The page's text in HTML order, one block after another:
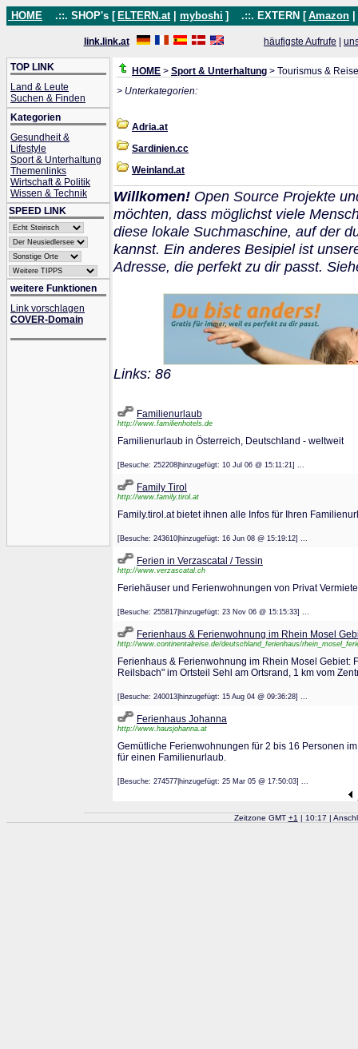
HOME .::. SHOP's [ ELTERN.at myboshi ] .::. EXTERN [ Amazon
link.link.at häufigste Aufrufe
TOP LINK
Land & Leute
Suchen & Finden
Kategorien
Gesundheit &
Lifestyle
Sport & Unterhaltung
Themenlinks
Wirtschaft & Politik
Wissen & Technik
SPEED LINK
weitere Funktionen
Link vorschlagen
COVER-Domain
HOME > Sport & Unterhaltung > Tourismus &
> Unterkategorien:
Adria.at
Sardinien.cc
Weinland.at
Willkomen! Open Source Projekte
möchten, dass möglichst viele
diese lokale Suchmaschine, auf der
kannst. Ein anderes Besipiel ist
Adresse, die perfekt zu dir passt.
Links: 86
Familienurlaub
http://www.familienhotels.de
Familienurlaub in Österreich, Deutschland - weltweit
[Besuche: 252208|hinzugefügt: 10 Jul 06 @ 15:11:21] ...
Family Tirol
http://www.family.tirol.at
Family.tirol.at bietet ihnen alle Infos für Ihren
[Besuche: 243610|hinzugefügt: 16 Jun 08 @ 15:19:12] ...
Ferien in Verzascatal / Tessin
http://www.verzascatal.ch
Feriehäuser und Ferienwohnungen von Privat
[Besuche: 255817|hinzugefügt: 23 Nov 06 @ 15:15:33] ...
Ferienhaus & Ferienwohnung im Rhein Mosel
http://www.continentalreise.de/deutschland_ferienhaus/
Ferienhaus & Ferienwohnung im Rhein Mosel Gebiet:
Reilsbach" im Ortsteil Sehl am Ortsrand, 1 km vom
[Besuche: 240013|hinzugefügt: 15 Aug 04 @ 09:36:28] ...
Ferienhaus Johanna
http://www.hausjohanna.at
Gemütliche Ferienwohnungen für 2 bis 16 Personen
für einen Familienurlaub.
[Besuche: 274577|hinzugefügt: 25 Mar 05 @ 17:50:03] ...
Zeitzone GMT +1 | 10:17 |